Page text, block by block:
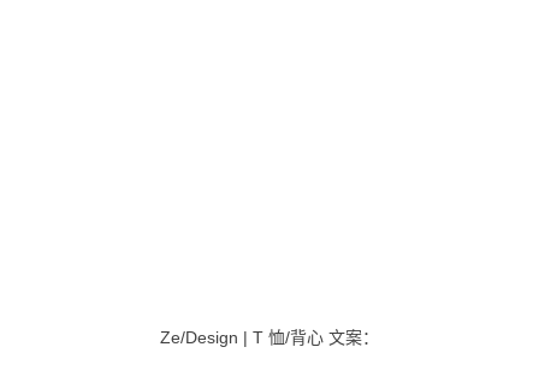
Ze/Design | T 恤/背心 文案：